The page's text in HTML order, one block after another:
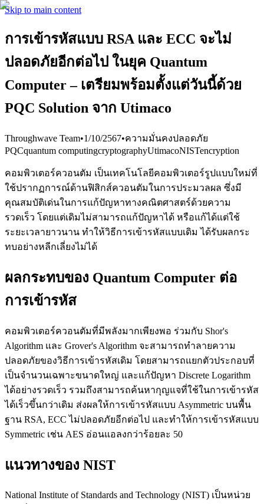
Skip to main content
การเข้ารหัสแบบ RSA และ ECC จะไม่
ปลอดภัยอีกต่อไป ในยุค Quantum
Computer – เตรียมพร้อมตั้งแต่วันนี้ด้วย
PQC Solution จาก Utimaco
Throughwave Team•1/10/2567•ความมั่นคงปลอดภัย
PQCquantum computingcryptographyUtimacoNISTencryption
คอมพิวเตอร์ควอนตัม เป็นเทคโนโลยีคอมพิวเตอร์รูปแบบใหม่ที่
ใช้ปรากฏการณ์ด้านฟิสิกส์ควอนตัมในการประมวลผล ซึ่งมี
คุณสมบัติเด่นในการแก้ปัญหาทางคณิตศาสตร์ด้วยความ
รวดเร็ว โดยแต่เดิมไม่สามารถแก้ปัญหาได้ หรือแก้ได้แต่ใช้
ระยะเวลายาวนาน ทำให้วิธีการเข้ารหัสแบบเดิม ได้รับผลกระ
ทบอย่างหลีกเลี่ยงไม่ได้
ผลกระทบของ Quantum Computer ต่อ
การเข้ารหัส
คอมพิวเตอร์ควอนตัมที่มีพลังมากเพียงพอ ร่วมกับ Shor's
Algorithm และ Grover's Algorithm จะสามารถทำลายความ
ปลอดภัยของวิธีการเข้ารหัสเดิม โดยสามารถแยกตัวประกอบที่
เป็นจำนวนเฉพาะขนาดใหญ่ และแก้ปัญหา Discrete Logarithm
ได้อย่างรวดเร็ว รวมถึงสามารถค้นหากุญแจที่ใช้ในการเข้ารหัส
ได้เร็วขึ้นกว่าเดิม ส่งผลให้การเข้ารหัสแบบ Asymmetric บนพื้น
ฐาน RSA, ECC ไม่ปลอดภัยอีกต่อไป และทำให้การเข้ารหัสแบบ
Symmetric เช่น AES อ่อนแอลงกว่าร้อยละ 50
แนวทางของ NIST
National Institute of Standards and Technology (NIST) เป็นหน่วย